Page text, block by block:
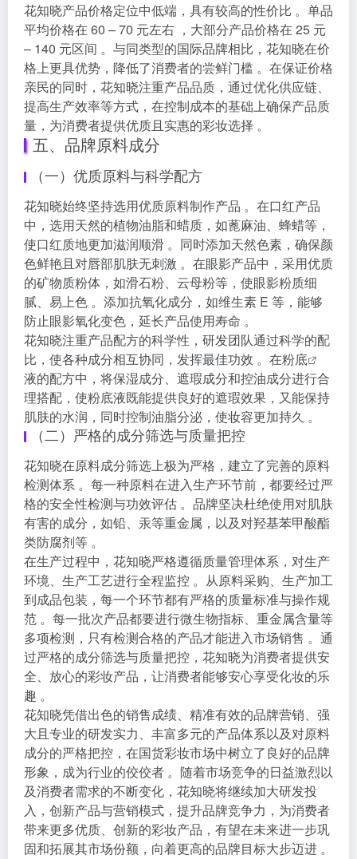
花知晓产品价格定位中低端，具有较高的性价比 。单品
平均价格在 60 – 70 元左右 ，大部分产品价格在 25 元
– 140 元区间 。与同类型的国际品牌相比，花知晓在价
格上更具优势，降低了消费者的尝鲜门槛 。在保证价格
亲民的同时，花知晓注重产品品质，通过优化供应链、
提高生产效率等方式，在控制成本的基础上确保产品质
量，为消费者提供优质且实惠的彩妆选择 。
五、品牌原料成分
（一）优质原料与科学配方
花知晓始终坚持选用优质原料制作产品 。在口红产品
中，选用天然的植物油脂和蜡质，如蓖麻油、蜂蜡等，
使口红质地更加滋润顺滑 。同时添加天然色素，确保颜
色鲜艳且对唇部肌肤无刺激 。在眼影产品中，采用优质
的矿物质粉体，如滑石粉、云母粉等，使眼影粉质细
腻、易上色 。添加抗氧化成分，如维生素 E 等，能够
防止眼影氧化变色，延长产品使用寿命 。
花知晓注重产品配方的科学性，研发团队通过科学的配
比，使各种成分相互协同，发挥最佳功效 。在粉底
液的配方中，将保湿成分、遮瑕成分和控油成分进行合
理搭配，使粉底液既能提供良好的遮瑕效果，又能保持
肌肤的水润，同时控制油脂分泌，使妆容更加持久 。
（二）严格的成分筛选与质量把控
花知晓在原料成分筛选上极为严格，建立了完善的原料
检测体系 。每一种原料在进入生产环节前，都要经过严
格的安全性检测与功效评估 。品牌坚决杜绝使用对肌肤
有害的成分，如铅、汞等重金属，以及对羟基苯甲酸酯
类防腐剂等 。
在生产过程中，花知晓严格遵循质量管理体系，对生产
环境、生产工艺进行全程监控 。从原料采购、生产加工
到成品包装，每一个环节都有严格的质量标准与操作规
范 。每一批次产品都要进行微生物指标、重金属含量等
多项检测，只有检测合格的产品才能进入市场销售 。通
过严格的成分筛选与质量把控，花知晓为消费者提供安
全、放心的彩妆产品，让消费者能够安心享受化妆的乐
趣 。
花知晓凭借出色的销售成绩、精准有效的品牌营销、强
大且专业的研发实力、丰富多元的产品体系以及对原料
成分的严格把控，在国货彩妆市场中树立了良好的品牌
形象，成为行业的佼佼者 。随着市场竞争的日益激烈以
及消费者需求的不断变化，花知晓将继续加大研发投
入，创新产品与营销模式，提升品牌竞争力，为消费者
带来更多优质、创新的彩妆产品，有望在未来进一步巩
固和拓展其市场份额，向着更高的品牌目标大步迈进 。